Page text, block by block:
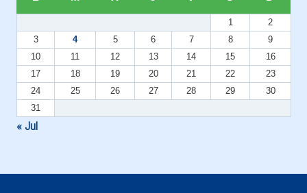
1
2
3
4 5 6 7 8
9
10
11 12 13 14 15
16
17
18 19 20 21 22
23
24
25 26 27 28 29
30
31
« Jul